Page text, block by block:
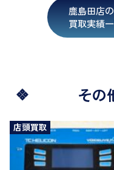
鹿島田店の
買取実績
その
店頭買取